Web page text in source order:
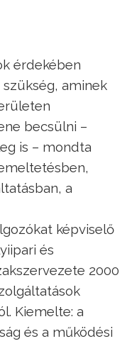
érdekében
aminek
becsülni –
is – mondta
a
képviselő
és
2000
Kiemelte: a
és a működési